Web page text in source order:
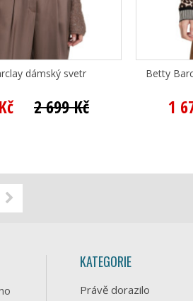
dámský svetr
2 699 Kč
Betty
1
KATEGORIE
Právě dorazilo